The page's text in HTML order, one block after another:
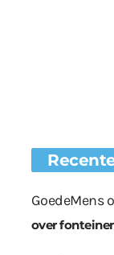
GoedeMens
over